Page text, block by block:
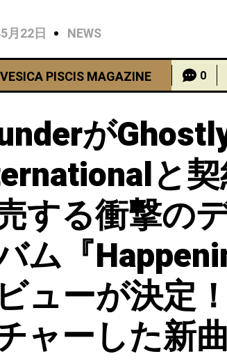
月22日
NEWS
VESICA PISCIS MAGAZINE 0
が
と
する衝撃の
ム『
ューが決定
ャーした新